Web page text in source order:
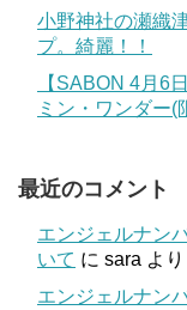
小野神社の瀬織
プ。綺麗！！
【SABON 4月6
ミン・ワンダー(
最近のコメント
エンジェルナン
いて に sara より
エンジェルナン